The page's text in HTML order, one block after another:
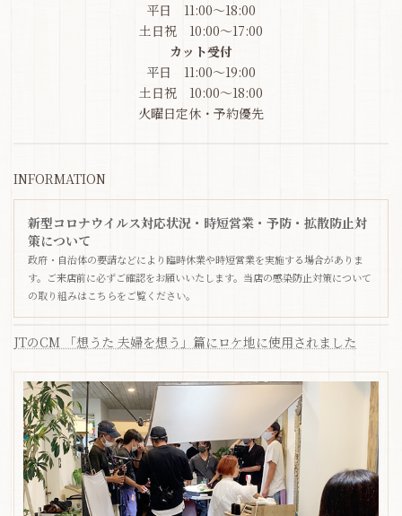
平日 11:00～18:00
土日祝 10:00～17:00
カット受付
平日 11:00～19:00
土日祝 10:00～18:00
火曜日定休・予約優先
INFORMATION
新型コロナウイルス対応状況・時短営業・予防・拡散防止対
策について
政府・自治体の要請などにより臨時休業や時短営業を実施する場合がありま
す。ご来店前に必ずご確認をお願いいたします。当店の感染防止対策について
の取り組みはこちらをご覧ください。
JTのCM 「想うた 夫婦を想う」篇にロケ地に使用されました